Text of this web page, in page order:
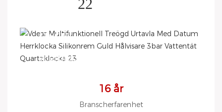
EASY!
Vi erbjuder 2D-skisser/3D-
fodral/remmar/urverk/förpackningar
att välja mellan
LÅG MOQ, låg budget
16 år
Branscherfarenhet